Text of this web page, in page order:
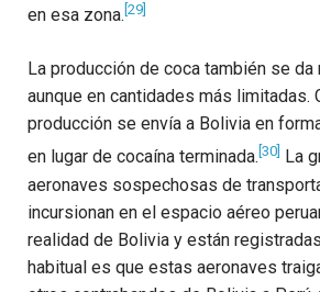
en esa zona. [29]
La producción de coca también se
aunque en cantidades más limitadas.
producción se envía a Bolivia en
en lugar de cocaína terminada. [30] La
aeronaves sospechosas de
incursionan en el espacio aéreo
realidad de Bolivia y están
habitual es que estas aeronaves